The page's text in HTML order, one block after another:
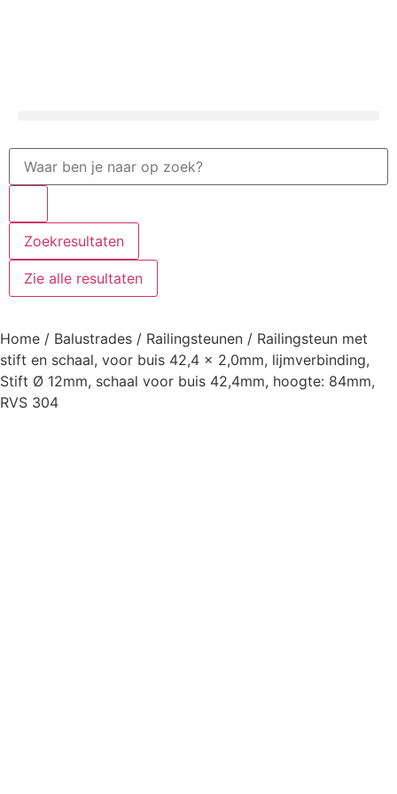
Zoekresultaten
Zie alle resultaten
Home / Balustrades / Railingsteunen / Railingsteun met
stift en schaal, voor buis 42,4 x 2,0mm, lijmverbinding,
Stift Ø 12mm, schaal voor buis 42,4mm, hoogte: 84mm,
RVS 304